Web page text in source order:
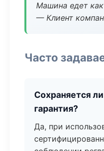
Машина едет как
— Клиент
Часто
Сохраняется
гарантия?
Да, при